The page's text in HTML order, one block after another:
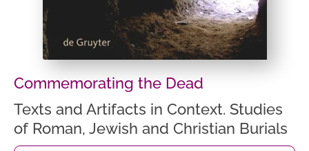
Commemorating the Dead
Texts and Artifacts in Context. Studies
of Roman, Jewish and Christian Burials